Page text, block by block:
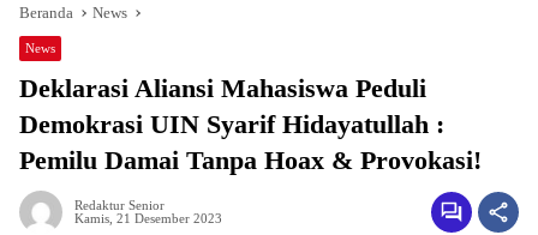
Beranda News
News
Deklarasi Aliansi Mahasiswa Peduli
Demokrasi UIN Syarif Hidayatullah :
Pemilu Damai Tanpa Hoax & Provokasi!
Redaktur Senior
Kamis, 21 Desember 2023